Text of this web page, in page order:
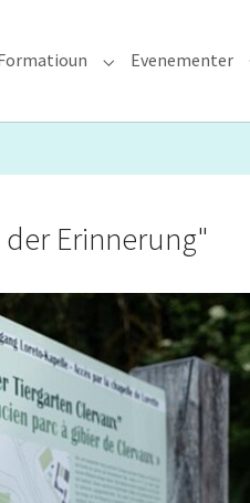
& Pastoral"for "Solidaritéit"
Submenu for
Evenementer
Erinnerung"